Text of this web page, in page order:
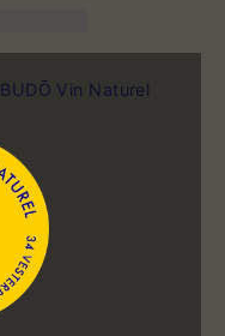
BUDŌ Vin Naturel